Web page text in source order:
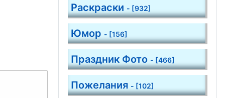
Раскраски - [932]
Юмор - [156]
Праздник Фото - [466]
Пожелания - [102]